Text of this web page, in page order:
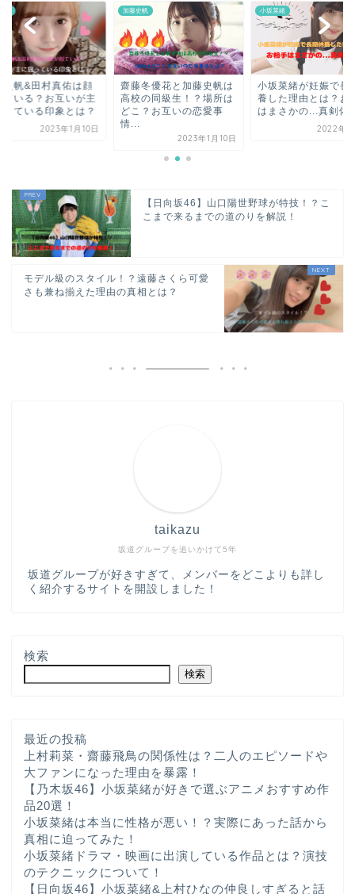
史帆&田村真佑は顔
ている？お互いが主
っている印象とは？
2023年1月10日
加藤史帆
齋藤冬優花と加藤史帆は
高校の同級生！？場所は
どこ？お互いの恋愛事
情...
2023年1月10日
小坂菜緒
小坂菜緒が妊娠で長
養した理由とは？お
はまさかの...真剣佑
2022年9
【日向坂46】山口陽世野球が特技！？こ
こまで来るまでの道のりを解説！
モデル級のスタイル！？遠藤さくら可愛
さも兼ね揃えた理由の真相とは？
坂道グループを追いかけて5年
taikazu
坂道グループが好きすぎて、メンバーをどこよりも詳し
く紹介するサイトを開設しました！
検索
検索
最近の投稿
上村莉菜・齋藤飛鳥の関係性は？二人のエピソードや
大ファンになった理由を暴露！
【乃木坂46】小坂菜緒が好きで選ぶアニメおすすめ作
品20選！
小坂菜緒は本当に性格が悪い！？実際にあった話から
真相に迫ってみた！
小坂菜緒ドラマ・映画に出演している作品とは？演技
のテクニックについて！
【日向坂46】小坂菜緒&上村ひなの仲良しすぎると話
ホーム
プロフィール